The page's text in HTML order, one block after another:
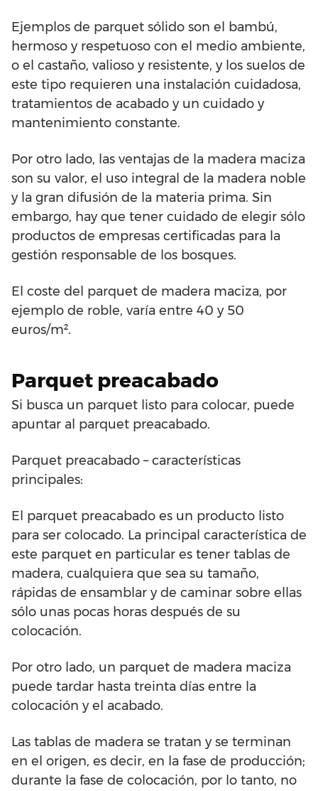
Ejemplos de parquet sólido son el bambú,
hermoso y respetuoso con el medio ambiente,
o el castaño, valioso y resistente, y los suelos de
este tipo requieren una instalación cuidadosa,
tratamientos de acabado y un cuidado y
mantenimiento constante.
Por otro lado, las ventajas de la madera maciza
son su valor, el uso integral de la madera noble
y la gran difusión de la materia prima. Sin
embargo, hay que tener cuidado de elegir sólo
productos de empresas certificadas para la
gestión responsable de los bosques.
El coste del parquet de madera maciza, por
ejemplo de roble, varía entre 40 y 50
euros/m².
Parquet preacabado
Si busca un parquet listo para colocar, puede
apuntar al parquet preacabado.
Parquet preacabado – características
principales:
El parquet preacabado es un producto listo
para ser colocado. La principal característica de
este parquet en particular es tener tablas de
madera, cualquiera que sea su tamaño,
rápidas de ensamblar y de caminar sobre ellas
sólo unas pocas horas después de su
colocación.
Por otro lado, un parquet de madera maciza
puede tardar hasta treinta días entre la
colocación y el acabado.
Las tablas de madera se tratan y se terminan
en el origen, es decir, en la fase de producción;
durante la fase de colocación, por lo tanto, no